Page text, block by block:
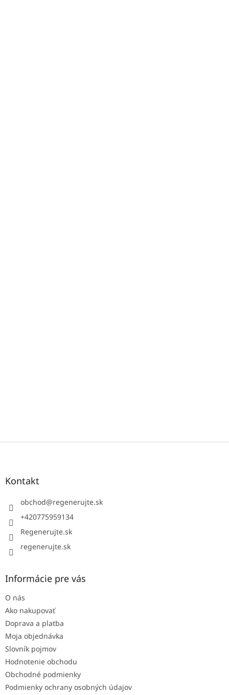
Z
Kontakt
obchod@regenerujte.sk
+420775959134
Regenerujte.sk
regenerujte.sk
Informácie pre vás
O nás
Ako nakupovať
Doprava a platba
Moja objednávka
Slovník pojmov
Hodnotenie obchodu
Obchodné podmienky
Podmienky ochrany osobných údajov